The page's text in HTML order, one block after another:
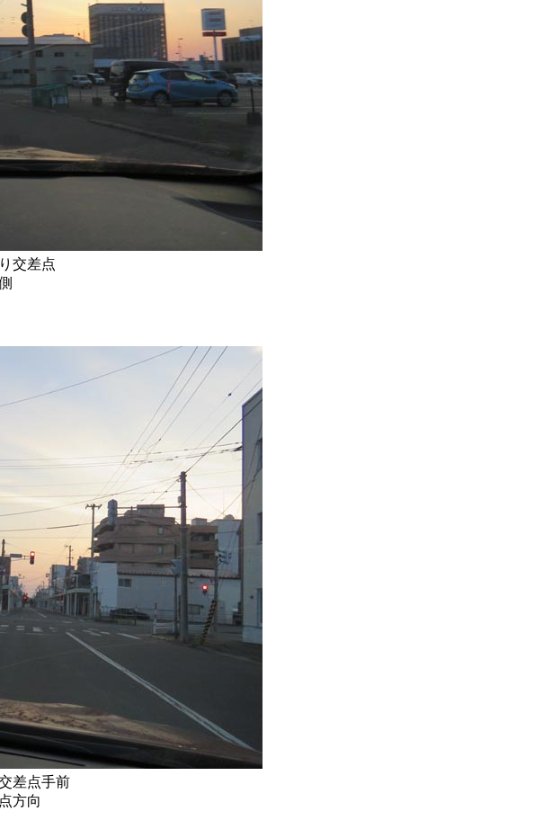
交差点
差点手前
方向